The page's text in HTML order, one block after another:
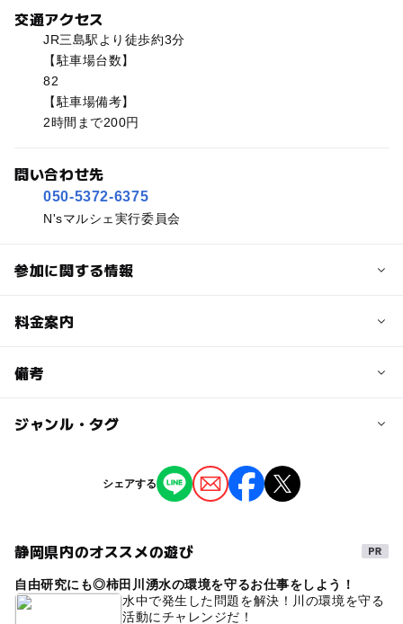
交通アクセス
JR三島駅より徒歩約3分
【駐車場台数】
82
【駐車場備考】
2時間まで200円
問い合わせ先
050-5372-6375
N'sマルシェ実行委員会
参加に関する情報
予約/応募
料金案内
料金について
備考
※掲載の情報は天候や主催者側の都合などにより変更にな
情報提供：イベントバンク
ジャンル・タグ
シェアする
静岡県内のオススメの遊び
自由研究にも◎柿田川湧水の環境を守るお仕事をしよう！
水中で発生した問題を解決！川の環境を守る
活動にチャレンジだ！